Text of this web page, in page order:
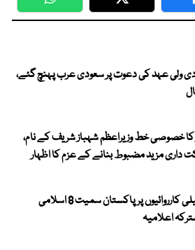
WhatsApp Twitter
ولی عہد کی دعوت پر سعودی عرب پہنچ گئے،
خصوصی خط وزیراعظم شہباز شریف کے نام،
داری مزید مضبوط بنانے کے عزم کا اظہار
غزہ میں اسرائیلی کارروائیوں پر پاکستان سمیت 8 اسلامی
اعلامیہ